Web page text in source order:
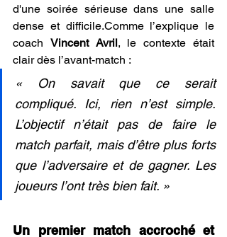
d'une soirée sérieuse dans une salle
dense et difficile.Comme l’explique le
coach Vincent Avril, le contexte était
clair dès l’avant-match :
« On savait que ce serait
compliqué. Ici, rien n’est simple.
L’objectif n’était pas de faire le
match parfait, mais d’être plus forts
que l’adversaire et de gagner. Les
joueurs l’ont très bien fait. »
Un premier match accroché et